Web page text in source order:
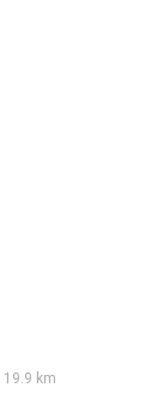
19.9 km